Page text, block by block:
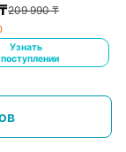
209 990₸
Узнать
поступлении